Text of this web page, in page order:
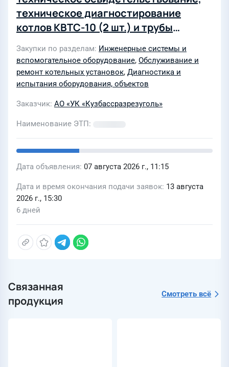
техническое диагностирование
котлов КВТС-10 (2 шт.) и трубы
«Автотранс» Управления «Бачатская
автобаза» АО «УК
«Кузбассразрезуголь» в 2026г
Закупки по разделам Инженерные системы и
вспомогательное оборудование, Обслуживание и
ремонт котельных установок, Диагностика и
испытания оборудования, объектов
Заказчик АО «УК «Кузбассразрезуголь»
Наименование ЭТП
Дата объявления 07 августа 2026 г., 11:15
Дата и время окончания подачи заявок 13 августа
2026 г., 15:30
6 дней
Связанная
продукция
Смотреть всё